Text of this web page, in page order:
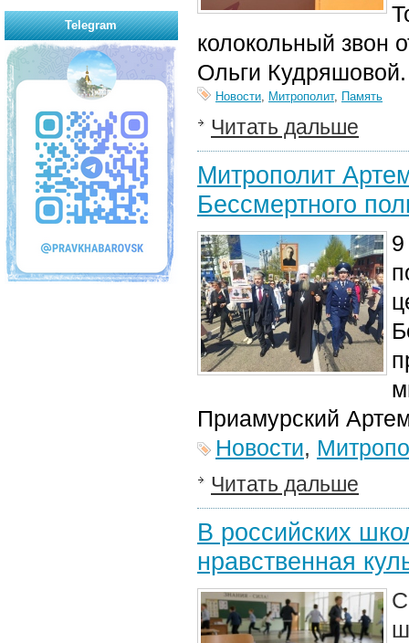
колокольный звон
Ольги Кудряшовой.
Новости, Митрополит, Память
Читать дальше
Митрополит
Бессмертного
Приамурский
Новости,
Читать дальше
В российских
нравственная
Telegram